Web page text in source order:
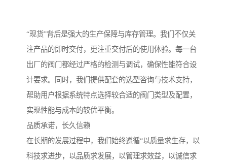
“现货”背后是强大的生产保障与库存管理。我们不仅关
注产品的即时交付，更注重交付后的使用体验。每一台
出厂的阀门都经过严格的检测与调试，确保性能符合设
计要求。同时，我们提供配套的选型咨询与技术支持，
帮助用户根据系统特点选择较合适的阀门类型及配置，
实现性能与成本的较优平衡。
品质承诺，长久信赖
在长期的发展过程中，我们始终遵循“以质量求生存，以
科技求进步，以品质求发展，以管理求效益，以诚信求